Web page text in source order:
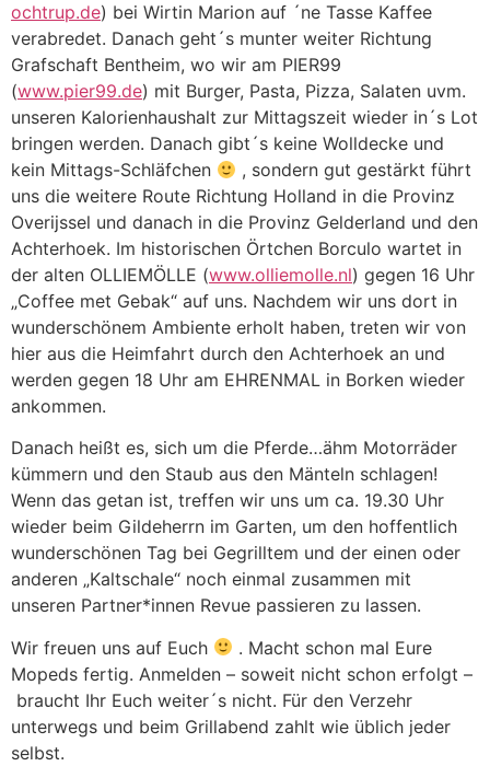
ochtrup.de) bei Wirtin Marion auf ´ne Tasse Kaffee
verabredet. Danach geht´s munter weiter Richtung
Grafschaft Bentheim, wo wir am PIER99
(www.pier99.de) mit Burger, Pasta, Pizza, Salaten uvm.
unseren Kalorienhaushalt zur Mittagszeit wieder in´s Lot
bringen werden. Danach gibt´s keine Wolldecke und
kein Mittags-Schläfchen
, sondern gut gestärkt führt
uns die weitere Route Richtung Holland in die Provinz
Overijssel und danach in die Provinz Gelderland und den
Achterhoek. Im historischen Örtchen Borculo wartet in
der alten OLLIEMÖLLE (www.olliemolle.nl) gegen 16 Uhr
„Coffee met Gebak“ auf uns. Nachdem wir uns dort in
wunderschönem Ambiente erholt haben, treten wir von
hier aus die Heimfahrt durch den Achterhoek an und
werden gegen 18 Uhr am EHRENMAL in Borken wieder
ankommen.
Danach heißt es, sich um die Pferde…ähm Motorräder
kümmern und den Staub aus den Mänteln schlagen!
Wenn das getan ist, treffen wir uns um ca. 19.30 Uhr
wieder beim Gildeherrn im Garten, um den hoffentlich
wunderschönen Tag bei Gegrilltem und der einen oder
anderen „Kaltschale“ noch einmal zusammen mit
unseren Partner*innen Revue passieren zu lassen.
Wir freuen uns auf Euch
. Macht schon mal Eure
Mopeds fertig. Anmelden – soweit nicht schon erfolgt –
braucht Ihr Euch weiter´s nicht. Für den Verzehr
unterwegs und beim Grillabend zahlt wie üblich jeder
selbst.